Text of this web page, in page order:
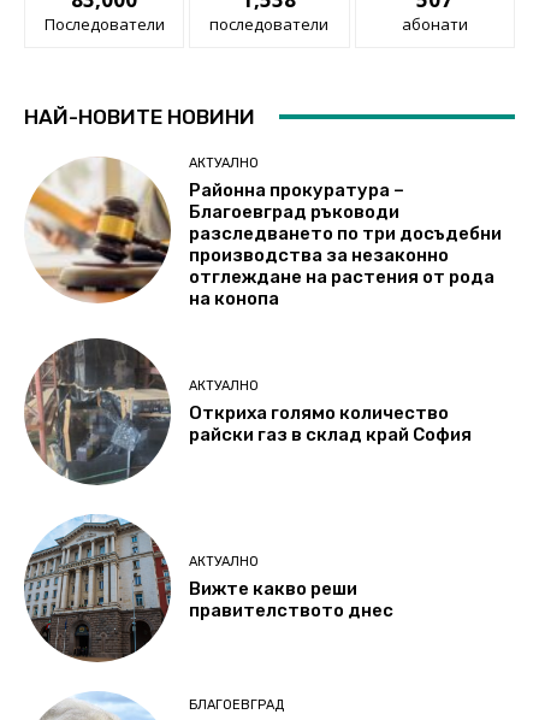
Последователи последователи абонати
НАЙ-НОВИТЕ НОВИНИ
АКТУАЛНО
Районна прокуратура –
Благоевград ръководи
разследването по три досъдебни
производства за незаконно
отглеждане на растения от рода
на конопа
АКТУАЛНО
Откриха голямо количество
райски газ в склад край София
АКТУАЛНО
Вижте какво реши
правителството днес
БЛАГОЕВГРАД